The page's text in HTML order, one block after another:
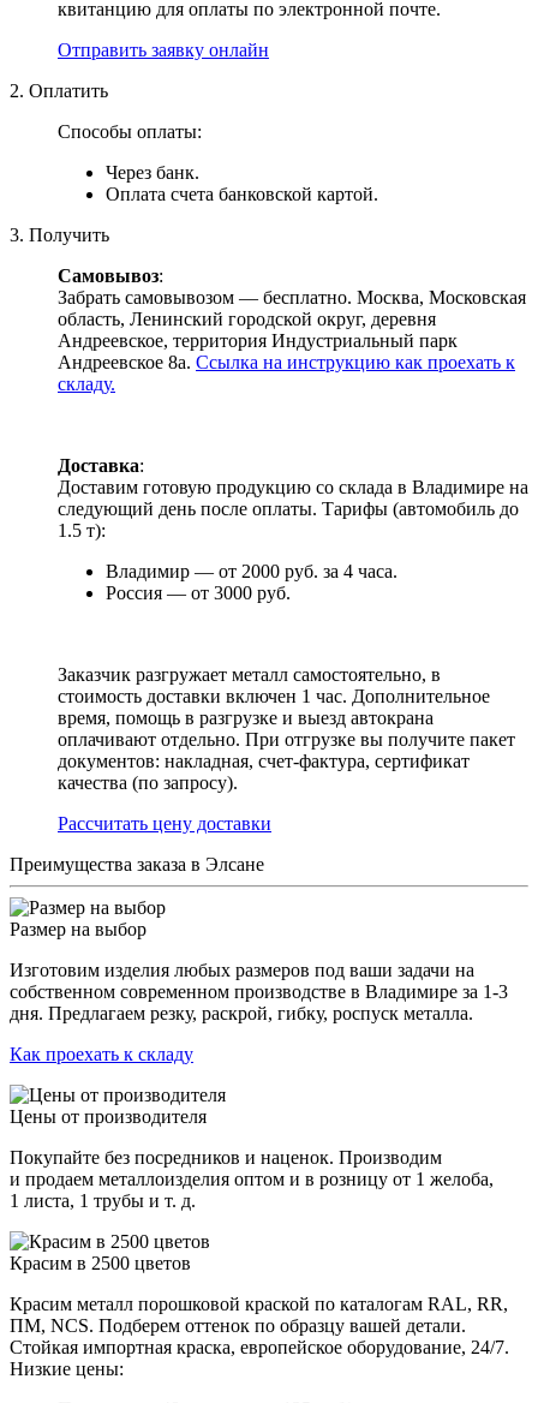
квитанцию для оплаты по электронной почте.
Отправить заявку онлайн
2. Оплатить
Способы оплаты:
Через банк.
Оплата счета банковской картой.
3. Получить
Самовывоз:
Забрать самовывозом — бесплатно. Москва, Московская
область, Ленинский городской округ, деревня
Андреевское, территория Индустриальный парк
Андреевское 8а. Ссылка на инструкцию как проехать к
складу.
Доставка:
Доставим готовую продукцию со склада в Владимире на
следующий день после оплаты. Тарифы (автомобиль до
1.5 т):
Владимир — от 2000 руб. за 4 часа.
Россия — от 3000 руб.
Заказчик разгружает металл самостоятельно, в
стоимость доставки включен 1 час. Дополнительное
время, помощь в разгрузке и выезд автокрана
оплачивают отдельно. При отгрузке вы получите пакет
документов: накладная, счет-фактура, сертификат
качества (по запросу).
Раcсчитать цену доставки
Преимущества заказа в Элсане
Размер на выбор
Изготовим изделия любых размеров под ваши задачи на
собственном современном производстве в Владимире за 1-3
дня. Предлагаем резку, раскрой, гибку, роспуск металла.
Как проехать к складу
Цены от производителя
Покупайте без посредников и наценок. Производим
и продаем металлоизделия оптом и в розницу от 1 желоба,
1 листа, 1 трубы и т. д.
Красим в 2500 цветов
Красим металл порошковой краской по каталогам RAL, RR,
ПМ, NCS. Подберем оттенок по образцу вашей детали.
Стойкая импортная краска, европейское оборудование, 24/7.
Низкие цены: